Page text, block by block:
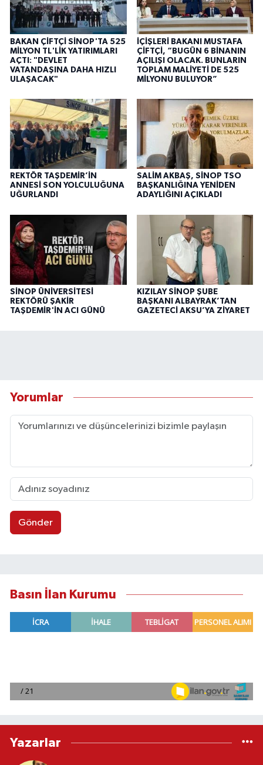
BAKAN ÇİFTÇİ SİNOP'TA 525
MİLYON TL'LİK YATIRIMLARI
AÇTI: "DEVLET
VATANDAŞINA DAHA HIZLI
ULAŞACAK"
İÇİŞLERİ BAKANI MUSTAFA
ÇİFTÇİ, “BUGÜN 6 BİNANIN
AÇILIŞI OLACAK. BUNLARIN
TOPLAM MALİYETİ DE 525
MİLYONU BULUYOR”
REKTÖR TAŞDEMİR’İN
ANNESİ SON YOLCULUĞUNA
UĞURLANDI
SALİM AKBAŞ, SİNOP TSO
BAŞKANLIĞINA YENİDEN
ADAYLIĞINI AÇIKLADI
SİNOP ÜNİVERSİTESİ
REKTÖRÜ ŞAKİR
TAŞDEMİR'İN ACI GÜNÜ
KIZILAY SİNOP ŞUBE
BAŞKANI ALBAYRAK’TAN
GAZETECİ AKSU’YA ZİYARET
Yorumlar
Gönder
Basın İlan Kurumu
Yazarlar